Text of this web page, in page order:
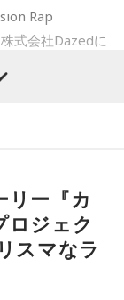
分が腐る。だ
なるだろうけれ
いつは。だけ
と思うよ、20
だから。いや
す！
ます。さら
と仕事を両立す
間企業の給与
べる環境が整
大きな魅力だ
す。
をアピールする
きたいです。
Rap
式会社Dazedに
、2027年1月に
STAGE
レゼンツ カリス
ギュラーラジ
リー『カ
ロジェク
スマなラ